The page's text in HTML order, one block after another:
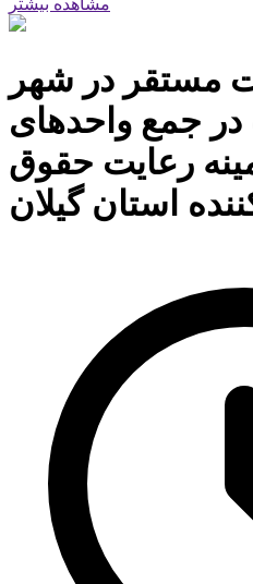
مشاهده بیشتر
شرکت مستقر در شهر
جمع واحدهای
رعایت حقوق
استان گیلان